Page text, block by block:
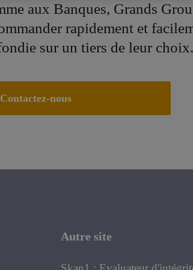
aux Banques, Grands
rapidement et
sur un tiers de leur choix.
Contactez-nous
Autre site